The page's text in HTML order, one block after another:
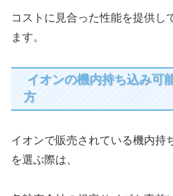
コストに見合った性能を提供し
ます。
イオンの機内持ち込み可
方
イオンで販売されている機内持
を選ぶ際は、